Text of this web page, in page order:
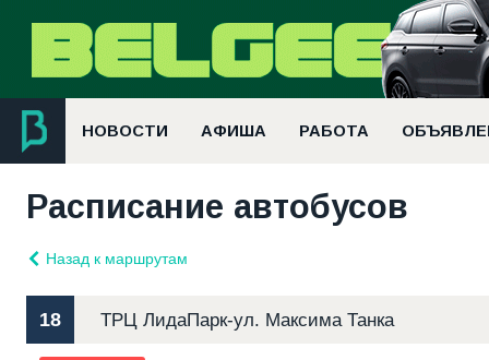
НОВОСТИ АФИША РАБОТА
Расписание автобусов
Назад к маршрутам
18 ТРЦ ЛидаПарк-ул. Максима Танка